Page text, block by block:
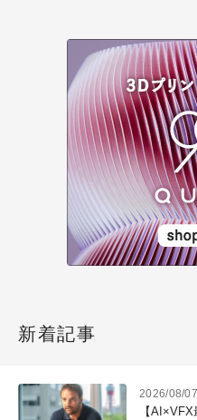
新着記事
2026/08/07
【